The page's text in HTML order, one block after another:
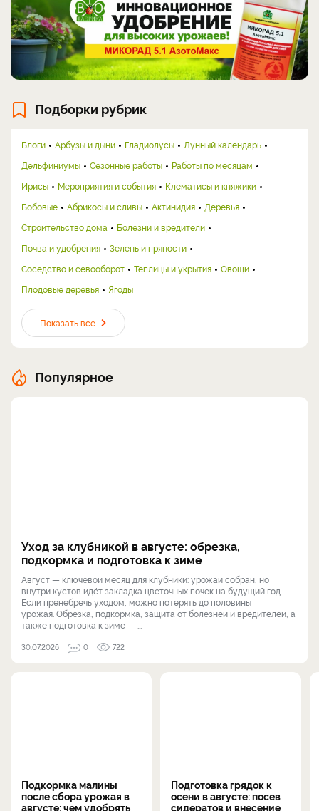
Подборки рубрик
Блоги Арбузы и дыни Гладиолусы
Лунный календарь
Дельфиниумы
Сезонные работы
Работы по месяцам
Ирисы
Мероприятия и события
Клематисы и княжики
Бобовые
Абрикосы и сливы Актинидия
Деревья
Строительство дома
Болезни и вредители
Почва и удобрения
Зелень и пряности
Соседство и севооборот
Теплицы и укрытия
Овощи
Плодовые деревья
Ягоды
Показать все
Популярное
Уход за клубникой в августе: обрезка,
подкормка и подготовка к зиме
Август — ключевой месяц для клубники: урожай собран, но
внутри кустов идёт закладка цветочных почек на будущий год.
Если пренебречь уходом, можно потерять до половины
урожая. Обрезка, подкормка, защита от болезней и вредителей, а
также подготовка к зиме — ...
30.07.2026 0 722
Подкормка малины
после сбора урожая в
августе: чем удобрять
Подготовка грядок к
осени в августе: посев
сидератов и внесение